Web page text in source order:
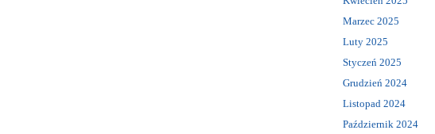
Marzec 2025
Luty 2025
Styczeń 2025
Grudzień 2024
Listopad 2024
Październik 2024